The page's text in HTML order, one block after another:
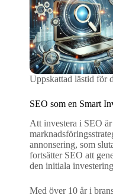
Uppskattad lästid för
SEO som en Smart
Att investera i SEO
annonsering, som
fortsätter SEO att
den initiala
Med över 10 år i